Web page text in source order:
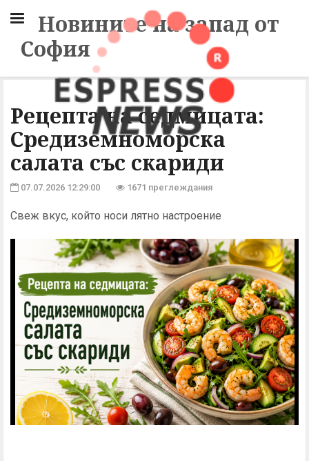
Новините на запад от
София
Рецепта на седмицата:
Средиземноморска
салата със скариди
07.07.2026 12:29:00 1671 преглеждания
Свеж вкус, който носи лятно настроение